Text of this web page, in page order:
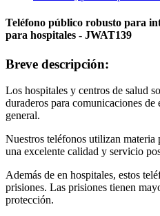
Teléfono público robusto para
para hospitales - JWAT139
Breve descripción:
Los hospitales y centros de salud
duraderos para comunicaciones
general.
Nuestros teléfonos utilizan
una excelente calidad y servicio
Además de en hospitales, estos
prisiones. Las prisiones tienen
protección.